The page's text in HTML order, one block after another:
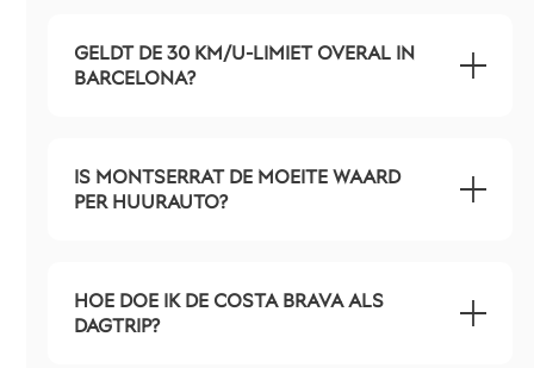
GELDT DE 30 KM/U-LIMIET OVERAL IN
BARCELONA?
IS MONTSERRAT DE MOEITE WAARD
PER HUURAUTO?
HOE DOE IK DE COSTA BRAVA ALS
DAGTRIP?